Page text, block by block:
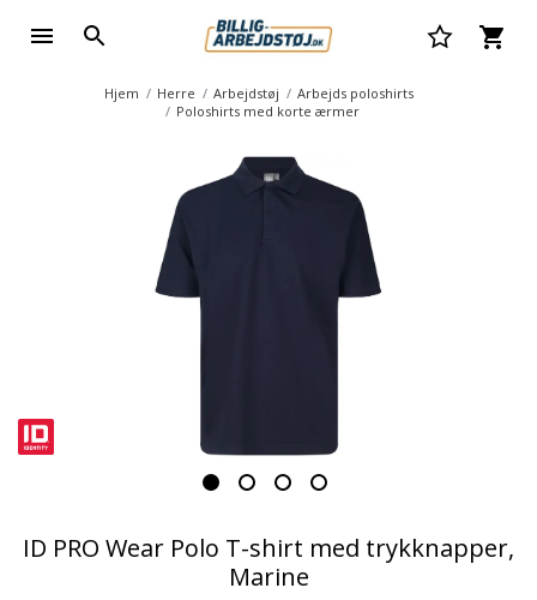
Hjem Herre Arbejdstøj
Arbejds poloshirts
Poloshirts med korte ærmer
ID PRO Wear Polo T-shirt med trykknapper,
Marine